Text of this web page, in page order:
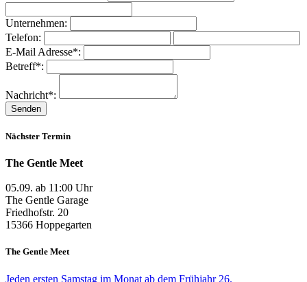
Unternehmen:
Telefon:
E-Mail Adresse*:
Betreff*:
Nachricht*:
Nächster Termin
The Gentle Meet
05.09. ab 11:00 Uhr
The Gentle Garage
Friedhofstr. 20
15366 Hoppegarten
The Gentle Meet
Jeden ersten Samstag im Monat ab dem Frühjahr 26.